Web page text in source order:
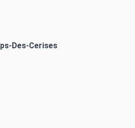
Des-Cerises